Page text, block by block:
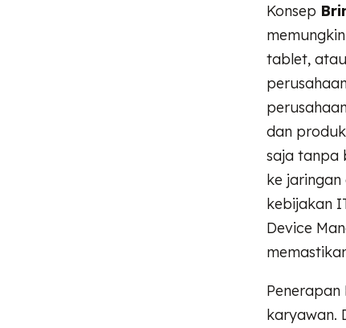
Konsep
tablet,
dan
saja tanpa
ke
kebijakan
Device
karyawan.